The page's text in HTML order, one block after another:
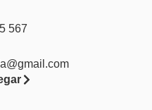
567